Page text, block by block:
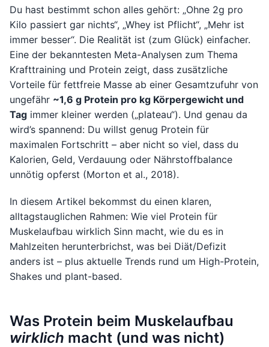
Du hast bestimmt schon alles gehört: „Ohne 2g pro
Kilo passiert gar nichts“, „Whey ist Pflicht“, „Mehr ist
immer besser“. Die Realität ist (zum Glück) einfacher.
Eine der bekanntesten Meta-Analysen zum Thema
Krafttraining und Protein zeigt, dass zusätzliche
Vorteile für fettfreie Masse ab einer Gesamtzufuhr von
ungefähr ~1,6 g Protein pro kg Körpergewicht und
Tag immer kleiner werden („plateau“). Und genau da
wird’s spannend: Du willst genug Protein für
maximalen Fortschritt – aber nicht so viel, dass du
Kalorien, Geld, Verdauung oder Nährstoffbalance
unnötig opferst (Morton et al., 2018).
In diesem Artikel bekommst du einen klaren,
alltagstauglichen Rahmen: Wie viel Protein für
Muskelaufbau wirklich Sinn macht, wie du es in
Mahlzeiten herunterbrichst, was bei Diät/Defizit
anders ist – plus aktuelle Trends rund um High-Protein,
Shakes und plant-based.
Was Protein beim Muskelaufbau
wirklich macht (und was nicht)